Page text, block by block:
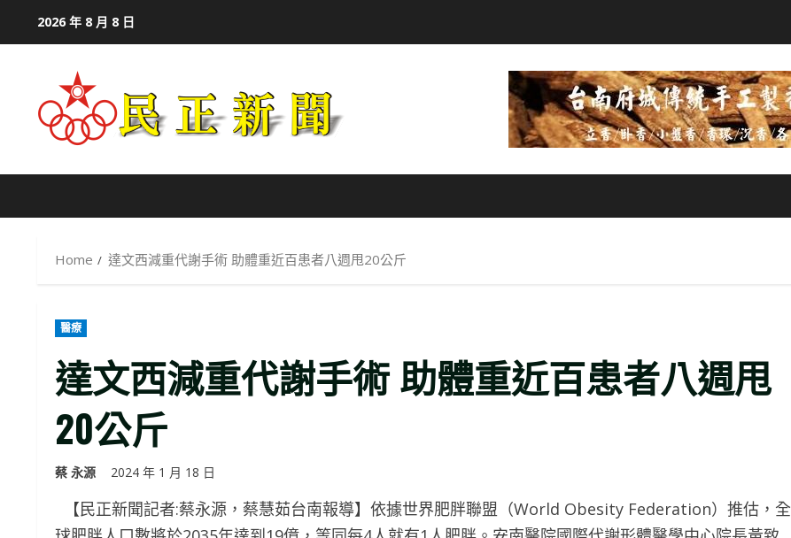
2026 年 8 月 8 日
Home 達文西減重代謝手術 助體重近百患者八週甩20公斤
醫療
達文西減重代謝手術 助體重近百患者八週甩
20公斤
蔡 永源 2024 年 1 月 18 日
【民正新聞記者:蔡永源，蔡慧茹台南報導】依據世界肥胖聯盟（World Obesity Federation）推估，全